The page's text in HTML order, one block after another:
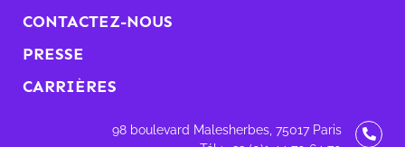
CONTACTEZ-NOUS
PRESSE
CARRIÈRES
98 boulevard Malesherbes, 75017 Paris